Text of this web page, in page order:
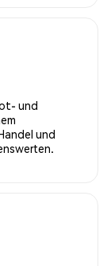
und
und